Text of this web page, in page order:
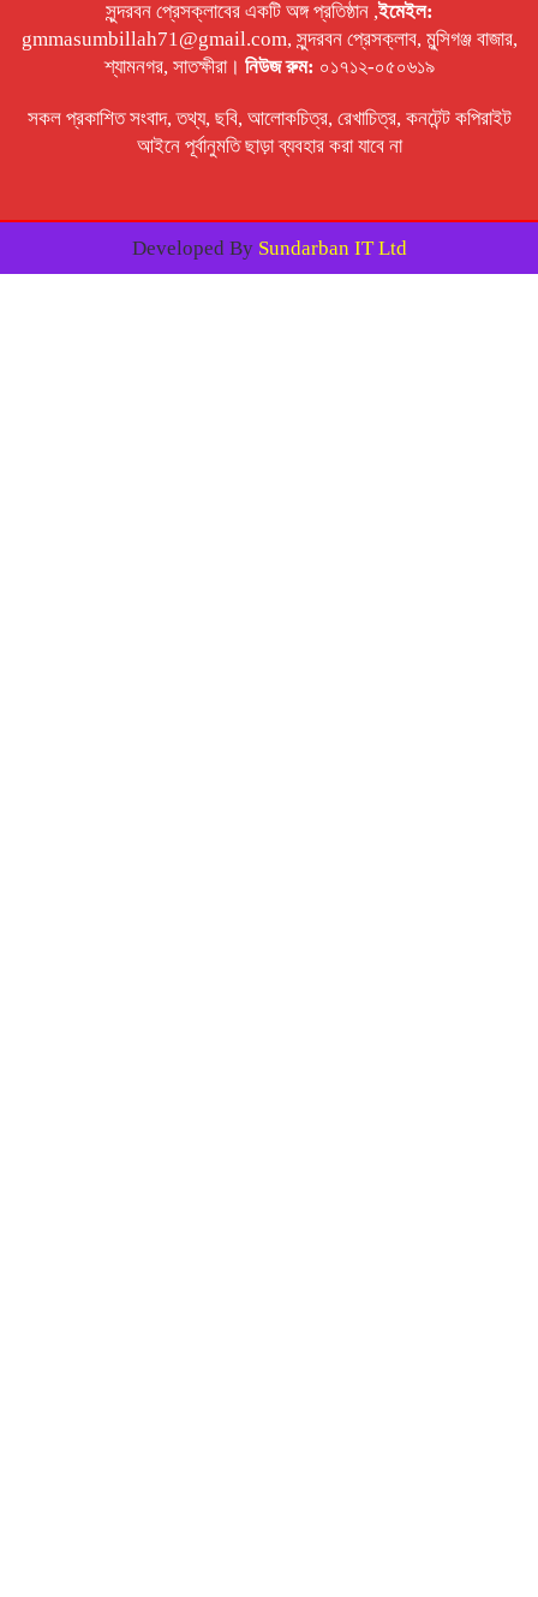
সুন্দরবন প্রেসক্লাবের একটি অঙ্গ প্রতিষ্ঠান ,ইমেইল:
gmmasumbillah71@gmail.com, সুন্দরবন প্রেসক্লাব, মুন্সিগঞ্জ বাজার,
শ্যামনগর, সাতক্ষীরা। নিউজ রুম: ০১৭১২-০৫০৬১৯
সকল প্রকাশিত সংবাদ, তথ্য, ছবি, আলোকচিত্র, রেখাচিত্র, কনটেন্ট কপিরাইট
আইনে পূর্বানুমতি ছাড়া ব্যবহার করা যাবে না
Developed By Sundarban IT Ltd